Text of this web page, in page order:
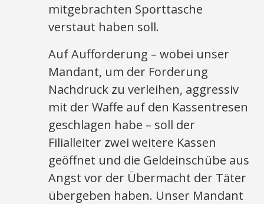
mitgebrachten Sporttasche
verstaut haben soll.
Auf Aufforderung – wobei unser
Mandant, um der Forderung
Nachdruck zu verleihen, aggressiv
mit der Waffe auf den Kassentresen
geschlagen habe – soll der
Filialleiter zwei weitere Kassen
geöffnet und die Geldeinschübe aus
Angst vor der Übermacht der Täter
übergeben haben. Unser Mandant